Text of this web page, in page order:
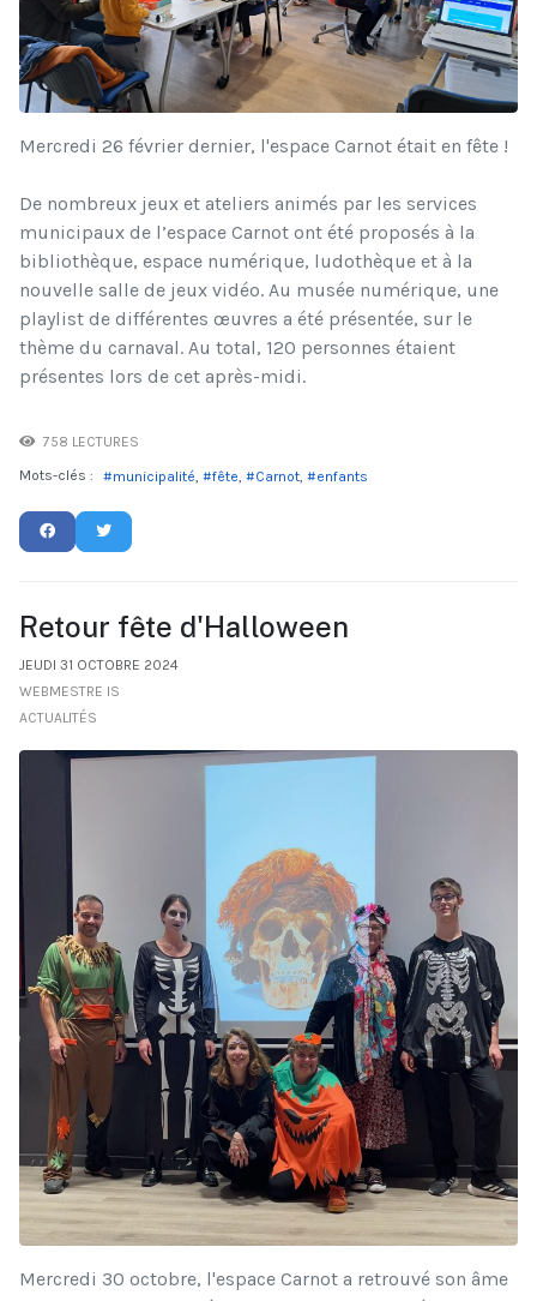
Mercredi 26 février dernier, l'espace Carnot était en fête !
De nombreux jeux et ateliers animés par les services
municipaux de l’espace Carnot ont été proposés à la
bibliothèque, espace numérique, ludothèque et à la
nouvelle salle de jeux vidéo. Au musée numérique, une
playlist de différentes œuvres a été présentée, sur le
thème du carnaval. Au total, 120 personnes étaient
présentes lors de cet après-midi.
758 LECTURES
Mots-clés :
municipalité fête Carnot enfants
Retour fête d'Halloween
JEUDI 31 OCTOBRE 2024
WEBMESTRE IS
ACTUALITÉS
Mercredi 30 octobre, l'espace Carnot a retrouvé son âme